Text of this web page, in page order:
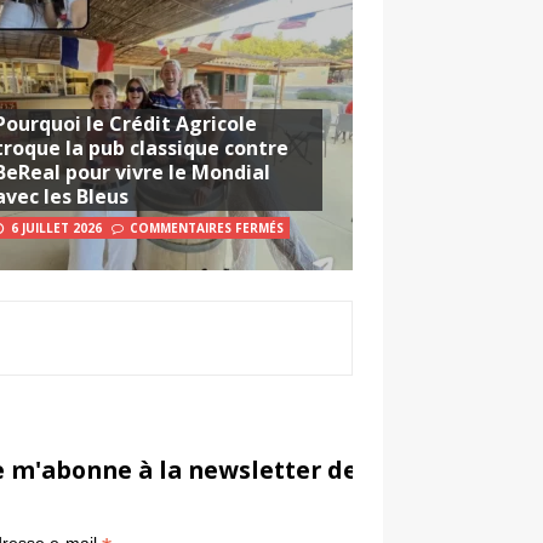
le Crédit Agricole
la pub classique contre
pour vivre le Mondial
les Bleus
6 JUILLET 2026 COMMENTAIRES FERMÉS
m'abonne à la newsletter de